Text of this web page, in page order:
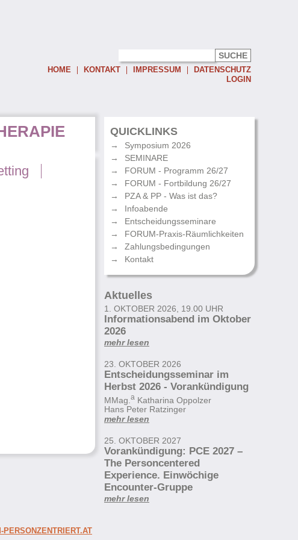
HOME KONTAKT IMPRESSUM
DATENSCHUTZ
LOGIN
Password:
Eingeloggt bleiben
Passwort vergessen
QUICKLINKS
Symposium 2026
SEMINARE
FORUM - Programm 26/27
FORUM - Fortbildung 26/27
PZA & PP - Was ist das?
Infoabende
Entscheidungsseminare
FORUM-Praxis-Räumlichkeiten
Zahlungsbedingungen
Kontakt
Aktuelles
1. OKTOBER 2026, 19.00 UHR
Informationsabend im Oktober
2026
mehr lesen
23. OKTOBER 2026
Entscheidungsseminar im
Herbst 2026 - Vorankündigung
MMag. a Katharina Oppolzer
Hans Peter Ratzinger
mehr lesen
25. OKTOBER 2027
Vorankündigung: PCE 2027 –
The Personcentered
Experience. Einwöchige
Encounter-Gruppe
mehr lesen
PERSONZENTRIERT.AT